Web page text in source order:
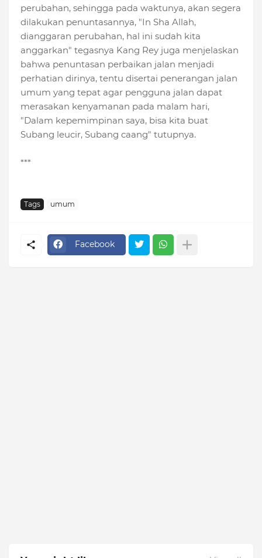
perubahan, sehingga pada waktunya, akan segera
dilakukan penuntasannya, "In Sha Allah,
dianggaran perubahan, hal ini sudah kita
anggarkan" tegasnya Kang Rey juga menjelaskan
bahwa penuntasan perbaikan jalan menjadi
perhatian dirinya, tentu disertai penerangan jalan
umum yang tepat agar pengguna jalan dapat
merasakan kenyamanan pada malam hari,
"Dalam kepemimpinan saya, bisa kita buat
Subang leucir, Subang caang" tutupnya.
***
Tags umum
Facebook